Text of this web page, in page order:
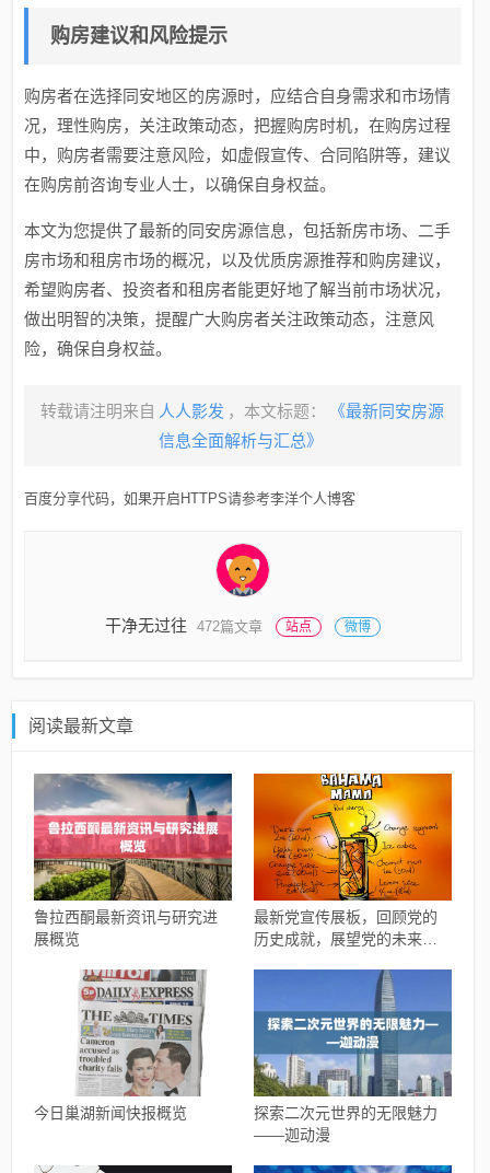
购房建议和风险提示
购房者在选择同安地区的房源时，应结合自身需求和市场情
况，理性购房，关注政策动态，把握购房时机，在购房过程
中，购房者需要注意风险，如虚假宣传、合同陷阱等，建议
在购房前咨询专业人士，以确保自身权益。
本文为您提供了最新的同安房源信息，包括新房市场、二手
房市场和租房市场的概况，以及优质房源推荐和购房建议，
希望购房者、投资者和租房者能更好地了解当前市场状况，
做出明智的决策，提醒广大购房者关注政策动态，注意风
险，确保自身权益。
转载请注明来自 人人影发 ，本文标题：
《最新同安房源
信息全面解析与汇总》
百度分享代码，如果开启HTTPS请参考李洋个人博客
干净无过往 472篇文章 站点 微博
阅读最新文章
鲁拉西酮最新资讯与研究进
展概览
最新党宣传展板，回顾党的
历史成就，展望党的未来发
今日巢湖新闻快报概览
探索二次元世界的无限魅力
——迦动漫